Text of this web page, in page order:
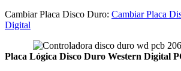
Cambiar Placa Disco Duro: Cambiar Placa
Digital
Placa Lógica Disco Duro Western Digital